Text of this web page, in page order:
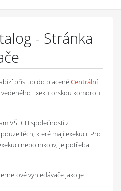
- Stránka
přístup do placenéCentrální
Exekutorskou komorou
VŠECH společností z
těch, které mají exekuci. Pro
nebo nikoliv, je potřeba
vyhledávače jako je